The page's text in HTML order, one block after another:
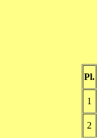
Pl.
1
2